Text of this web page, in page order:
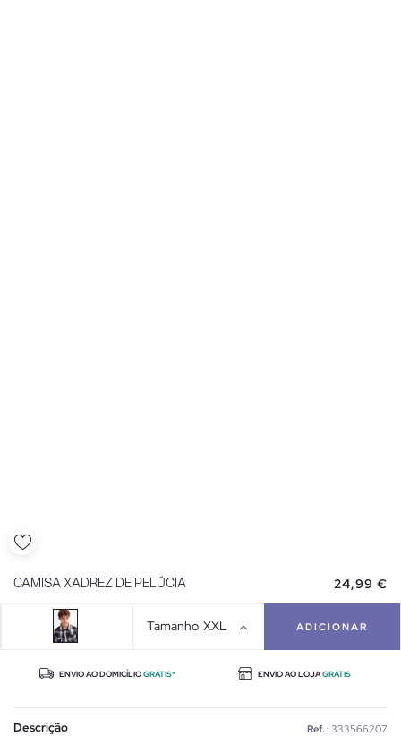
CAMISA XADREZ DE PELÚCIA 24,99 €
Tamanho XXL ADICIONAR
ENVIO AO DOMICÍLIOGRÁTIS* ENVIO AO LOJAGRÁTIS
Descrição Ref. : 333566207